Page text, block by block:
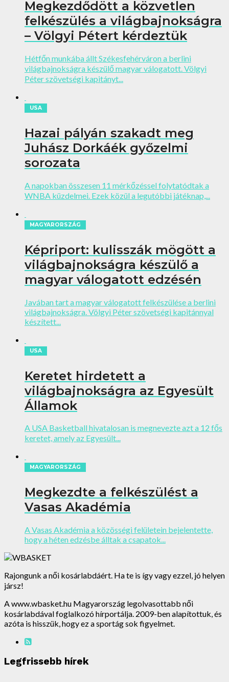
Megkezdődött a közvetlen
felkészülés a világbajnokságra
– Völgyi Pétert kérdeztük
Hétfőn munkába állt Székesfehérváron a berlini
világbajnokságra készülő magyar válogatott. Völgyi
Péter szövetségi kapitányt...
USA
Hazai pályán szakadt meg
Juhász Dorkáék győzelmi
sorozata
A napokban összesen 11 mérkőzéssel folytatódtak a
WNBA küzdelmei. Ezek közül a legutóbbi játéknap,...
MAGYARORSZÁG
Képriport: kulisszák mögött a
világbajnokságra készülő a
magyar válogatott edzésén
Javában tart a magyar válogatott felkészülése a berlini
világbajnokságra. Völgyi Péter szövetségi kapitánnyal
készített...
USA
Keretet hirdetett a
világbajnokságra az Egyesült
Államok
A USA Basketball hivatalosan is megnevezte azt a 12 fős
keretet, amely az Egyesült...
MAGYARORSZÁG
Megkezdte a felkészülést a
Vasas Akadémia
A Vasas Akadémia a közösségi felületein bejelentette,
hogy a héten edzésbe álltak a csapatok...
Rajongunk a női kosárlabdáért. Ha te is így vagy ezzel, jó helyen
jársz!
A www.wbasket.hu Magyarország legolvasottabb női
kosárlabdával foglalkozó hírportálja. 2009-ben alapítottuk, és
azóta is hisszük, hogy ez a sportág sok figyelmet.
Legfrissebb hírek